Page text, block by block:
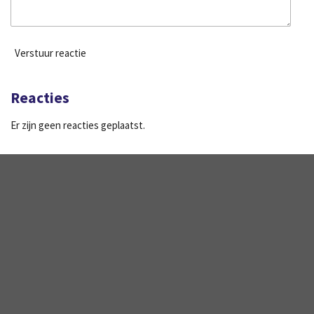
Verstuur reactie
Reacties
Er zijn geen reacties geplaatst.